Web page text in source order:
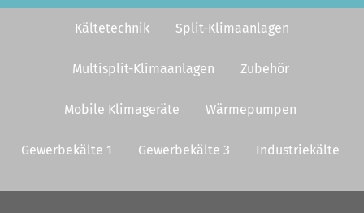
Kältetechnik Split-Klimaanlagen
Multisplit-Klimaanlagen Zubehör
Mobile Klimageräte Wärmepumpen
Gewerbekälte 1 Gewerbekälte 3 Industriekälte